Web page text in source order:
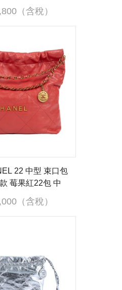
子/防塵袋/內袋
（含稅）
22 中型 束口包
莓果紅22包 中
（含稅）